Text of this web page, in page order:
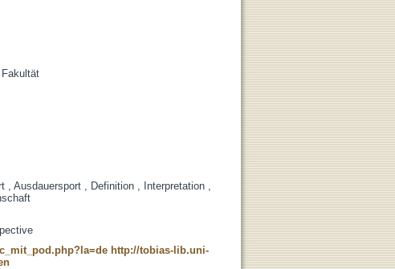
, Ausdauersport , Definition , Interpretation ,
http://tobias-lib.uni-